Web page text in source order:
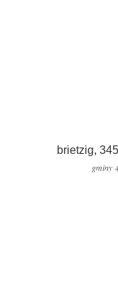
brietzig,
gminy